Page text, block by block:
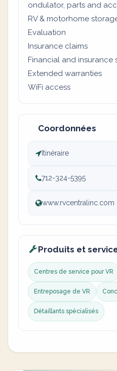
ondulator, parts and
RV & motorhome
Evaluation
Insurance claims
Financial and insurance
Extended warranties
WiFi access
Coordonnées
Itinéraire
712-324-5395
www.rvcentralinc.com
Produits et
Centres de service pour VR
Entreposage de VR
Détaillants spécialisés